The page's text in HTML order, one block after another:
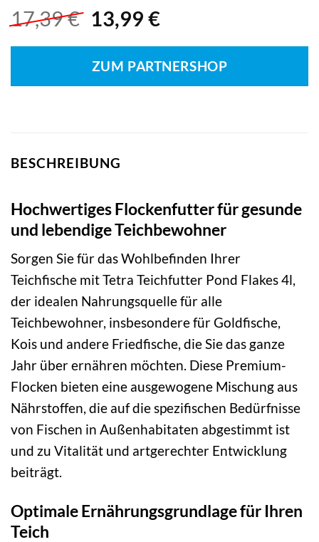
17,39€ Ursprünglicher
war:
17,39 €
13,99 €Aktueller
ist:
13,99 €.
ZUM PARTNERSHOP
BESCHREIBUNG
Hochwertiges Flockenfutter für gesunde
und lebendige Teichbewohner
Sorgen Sie für das Wohlbefinden Ihrer
Teichfische mit Tetra Teichfutter Pond Flakes 4l,
der idealen Nahrungsquelle für alle
Teichbewohner, insbesondere für Goldfische,
Kois und andere Friedfische, die Sie das ganze
Jahr über ernähren möchten. Diese Premium-
Flocken bieten eine ausgewogene Mischung aus
Nährstoffen, die auf die spezifischen Bedürfnisse
von Fischen in Außenhabitaten abgestimmt ist
und zu Vitalität und artgerechter Entwicklung
beiträgt.
Optimale Ernährungsgrundlage für Ihren
Teich